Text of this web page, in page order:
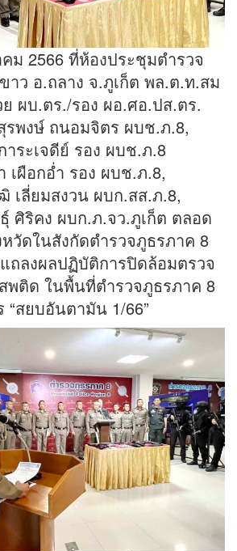
ม 2566 ที่ห้องประชุมตำรวจ
าว อ.ถลาง จ.ภูเก็ต พล.ต.ท.สม
ผบ.ตร./รอง ผอ.ศอ.ปส.ตร.
พงษ์ ถนอมจิตร ผบช.ภ.8,
ระเจดีย์ รอง ผบช.ภ.8
เผือกอ่ำ รอง ผบช.ภ.8,
ลี่ยมสงวน ผบก.สส.ภ.8,
ศิริคง ผบก.ภ.จว.ภูเก็ต ตลอด
วัดในสังกัดตำรวจภูธรภาค 8
ถลงผลปฏิบัติการปิดล้อมตรวจ
พติด ในพื้นที่ตำรวจภูธรภาค 8
สยบอันตามัน 1/66”